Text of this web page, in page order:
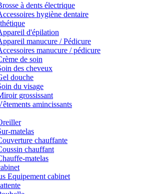
à dents électrique
hygiène dentaire
d'épilation
manucure / Pédicure
manucure / pédicure
de soin
des cheveux
douche
du visage
grossissant
amincissants
matelas
chauffante
chauffant
matelas
Equipement cabinet